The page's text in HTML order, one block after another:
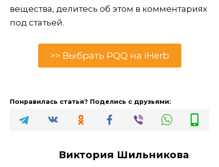
вещества, делитесь об этом в комментариях
под статьей.
>> Выбрать PQQ на iHerb
Понравилась статья? Поделись с друзьями:
Виктория Шильникова